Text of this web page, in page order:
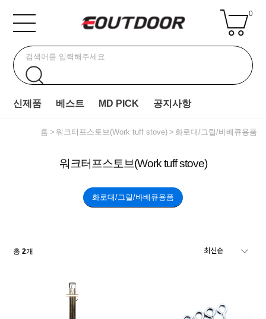
0
신제품 베스트 MD PICK 공지사항
홈 워크터프스토브(Work tuff stove) 화로대/그릴/바베큐용품
워크터프스토브(Work tuff stove)
화로대/그릴/바베큐용품
총2개